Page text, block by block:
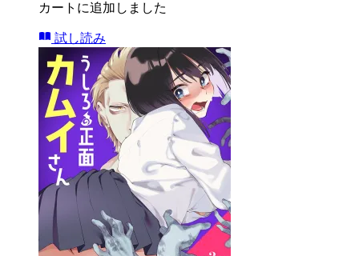
カートに追加しました
試し読み